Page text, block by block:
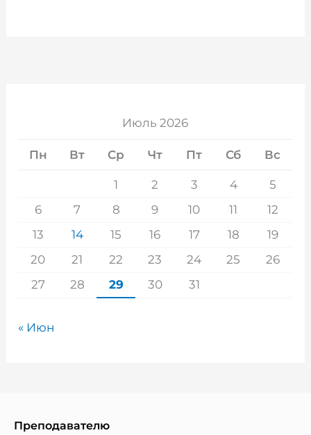
Июль 2026
Пн Вт Ср Чт Пт Сб Вс
1 2 3 4
5
6
7 8 9 10 11
12
13
14 15 16 17 18
19
20
21 22 23 24 25
26
27
28 29 30 31
« Июн
Преподавателю